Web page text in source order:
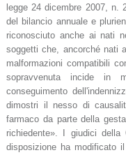
legge 24 dicembre 2007, n.
del bilancio annuale e
riconosciuto anche ai nati
soggetti che, ancorché nati
malformazioni compatibili
sopravvenuta incide in
conseguimento
dimostri il nesso di
farmaco da parte della
richiedente». I giudici
disposizione ha modificato